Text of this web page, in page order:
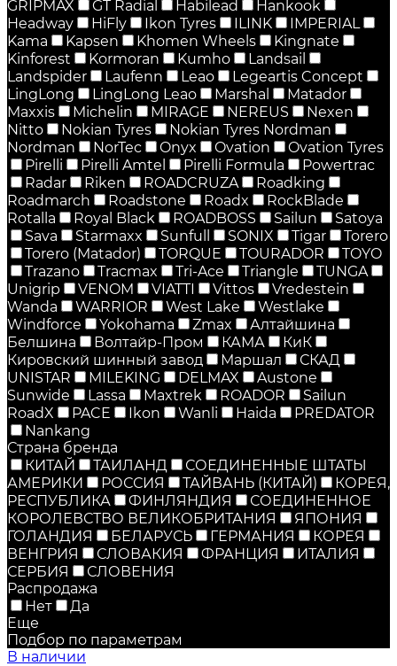
GRIPMAX
GT Radial Habilead
Hankook
Headway
HiFly Ikon Tyres ILINK
IMPERIAL
Kama
Kapsen Khomen Wheels
Kingnate
Kinforest
Kormoran Kumho
Landsail
Landspider
Laufenn Leao
Legeartis Concept
LingLong
LingLong Leao Marshal
Matador
Maxxis
Michelin MIRAGE NEREUS
Nexen
Nitto
Nokian Tyres
Nokian Tyres Nordman
Nordman
NorTec Onyx Ovation
Ovation Tyres
Pirelli
Pirelli Amtel Pirelli Formula
Powertrac
Radar
Riken ROADCRUZA
Roadking
Roadmarch
Roadstone Roadx
RockBlade
Rotalla
Royal Black ROADBOSS Sailun
Satoya
Sava
Starmaxx Sunfull SONIX Tigar
Torero
Torero (Matador)
TORQUE TOURADOR
TOYO
Trazano
Tracmax Tri-Ace Triangle
TUNGA
Unigrip
VENOM VIATTI Vittos
Vredestein
Wanda
WARRIOR West Lake
Westlake
Windforce
Yokohama Zmax
Алтайшина
Белшина
Волтайр-Пром КАМА
КиК
Кировский шинный завод
Маршал
СКАД
UNISTAR
MILEKING DELMAX
Austone
Sunwide
Lassa Maxtrek ROADOR
Sailun
RoadX
PACE Ikon Wanli Haida
PREDATOR
Nankang
Страна бренда
КИТАЙ
ТАИЛАНД
СОЕДИНЕННЫЕ ШТАТЫ
АМЕРИКИ
РОССИЯ ТАЙВАНЬ (КИТАЙ)
КОРЕЯ,
РЕСПУБЛИКА
ФИНЛЯНДИЯ
СОЕДИНЕННОЕ
КОРОЛЕВСТВО ВЕЛИКОБРИТАНИЯ
ЯПОНИЯ
ГОЛАНДИЯ
БЕЛАРУСЬ ГЕРМАНИЯ
КОРЕЯ
ВЕНГРИЯ
СЛОВАКИЯ ФРАНЦИЯ
ИТАЛИЯ
СЕРБИЯ
СЛОВЕНИЯ
Распродажа
Нет
Да
Еще
Подбор по параметрам
В наличии